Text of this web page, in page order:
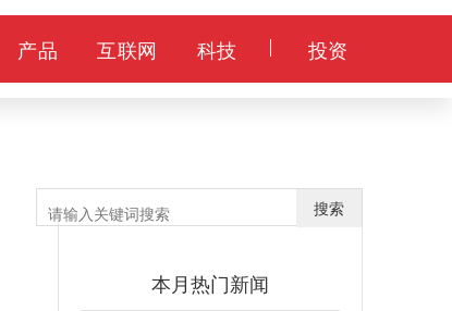
产品 互联网 科技 投资
搜索
本月热门新闻